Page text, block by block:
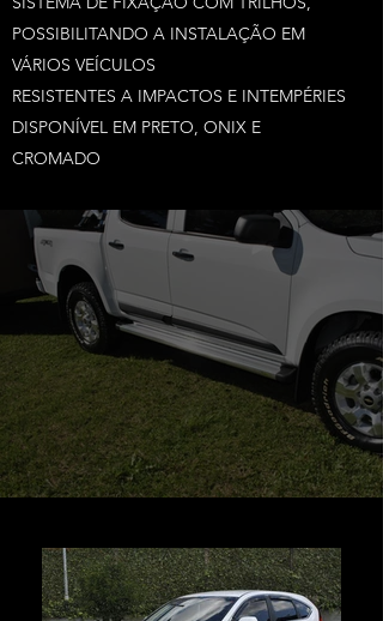
POSSIBILITANDO A INSTALAÇÃO EM
VÁRIOS VEÍCULOS
RESISTENTES A IMPACTOS E INTEMPÉRIES
DISPONÍVEL EM PRETO, ONIX E
CROMADO